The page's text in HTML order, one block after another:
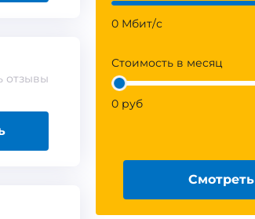
отзывы
0 Мбит/с
Стоимость в месяц
0 руб
Смотреть